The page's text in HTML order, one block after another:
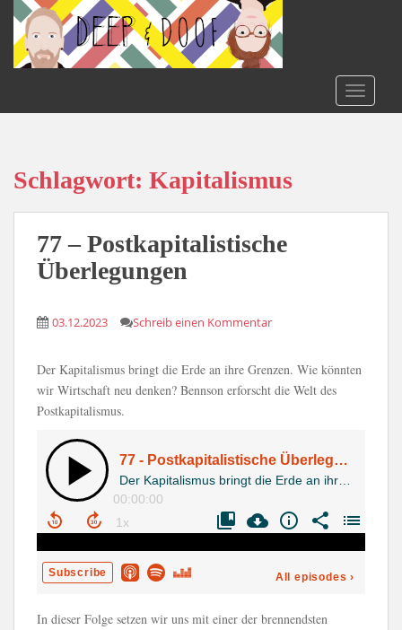
o
Schlagwort: Kapitalismus
77 – Postkapitalistische
Überlegungen
03.12.2023 Schreib einen Kommentar
Der Kapitalismus bringt die Erde an ihre Grenzen. Wie könnten
wir Wirtschaft neu denken? Bennson erforscht die Welt des
Postkapitalismus.
In dieser Folge setzen wir uns mit einer der brennendsten